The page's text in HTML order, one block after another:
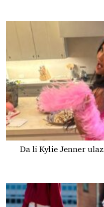
Da li Kylie Jenner